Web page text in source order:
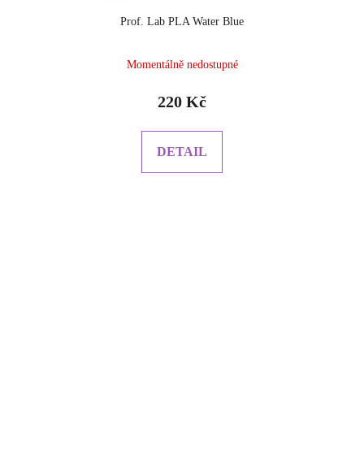
Prof. Lab PLA Water Blue
Momentálně nedostupné
220 Kč
DETAIL